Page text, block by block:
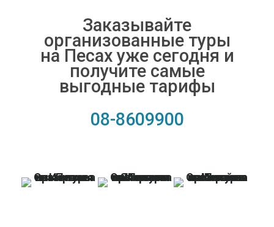
Заказывайте
организованные туры
на Песах уже сегодня и
получите самые
выгодные тарифы
08-8609900